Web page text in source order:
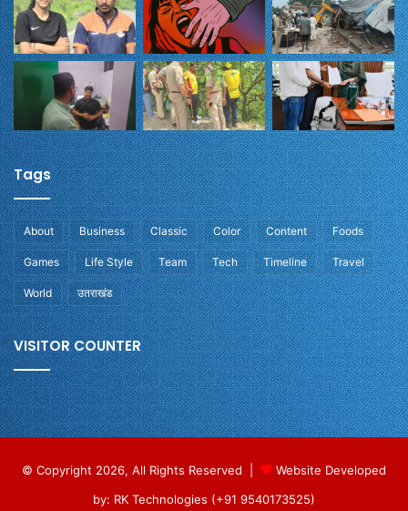
Tags
About Business Classic Color Content Foods
Games Life Style Team Tech Timeline Travel
World उतराखंड
VISITOR COUNTER
© Copyright 2026, All Rights Reserved |
Website Developed
by: RK Technologies (+91 9540173525)